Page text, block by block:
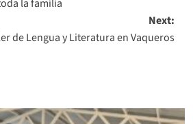
la familia
Next:
de Lengua y Literatura en Vaqueros